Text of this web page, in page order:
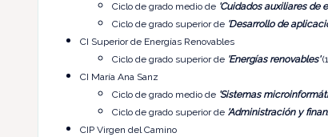
Ciclo de grado medio de 'Cuidados auxiliares de
Ciclo de grado superior de 'Desarrollo de
CI Superior de Energías Renovables
Ciclo de grado superior de 'Energías renovables'(1
CI María Ana Sanz
Ciclo de grado medio de 'Sistemas
Ciclo de grado superior de 'Administración y
CIP Virgen del Camino